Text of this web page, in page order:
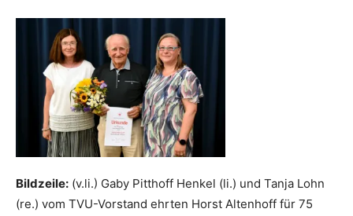
Bildzeile: (v.li.) Gaby Pitthoff Henkel (li.) und Tanja Lohn
(re.) vom TVU-Vorstand ehrten Horst Altenhoff für 75